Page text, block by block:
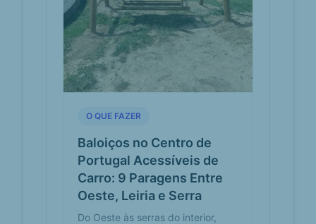
Antónioaldeot...
São Mateus -
Mapa - Capela -
Maxial e Monte
Redondo, Torres
Vedras, Portugal
mapcarta.com
Loubagueira e Baloiço Aviste as
Berlengas. Igreja da
Loubagueiraigreja, 780 metros a
noro...
O QUE FAZER
Baloiços no Centro de
Portugal Acessíveis de
Carro: 9 Paragens Entre
Oeste, Leiria e Serra
Do Oeste às serras do interior,